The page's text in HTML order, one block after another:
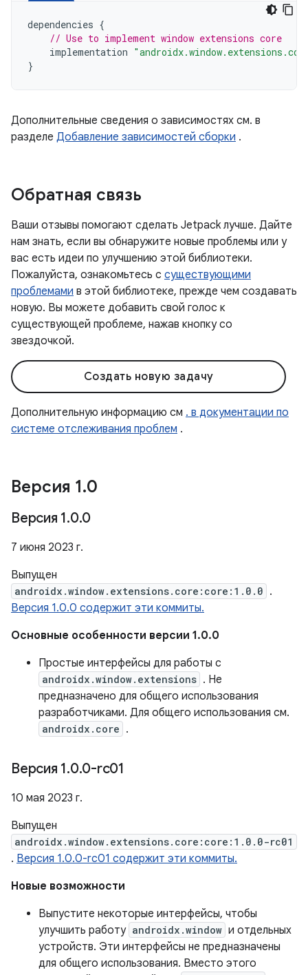
dependencies {
// Use to implement window extensions core
implementation
}
Дополнительные сведения о зависимостях см. в
разделе Добавление зависимостей сборки .
Обратная связь
Ваши отзывы помогают сделать Jetpack лучше. Дайте
нам знать, если вы обнаружите новые проблемы или у
вас есть идеи по улучшению этой библиотеки.
Пожалуйста, ознакомьтесь с существующими
проблемами в этой библиотеке, прежде чем создавать
новую. Вы можете добавить свой голос к
существующей проблеме, нажав кнопку со
звездочкой.
Создать новую задачу
Дополнительную информацию см . в документации по
системе отслеживания проблем .
Версия 1.0
Версия 1.0.0
7 июня 2023 г.
Выпущен
androidx.window.extensions.core:core:1.0.0 .
Версия 1.0.0 содержит эти коммиты.
Основные особенности версии 1.0.0
Простые интерфейсы для работы с
androidx.window.extensions . Не
предназначено для общего использования
разработчиками. Для общего использования см.
androidx.core .
Версия 1.0.0-rc01
10 мая 2023 г.
Выпущен
androidx.window.extensions.core:core:1.0.0-rc01
. Версия 1.0.0-rc01 содержит эти коммиты.
Новые возможности
Выпустите некоторые интерфейсы, чтобы
улучшить работу androidx.window и отдельных
устройств. Эти интерфейсы не предназначены
для общего использования. Вместо этого